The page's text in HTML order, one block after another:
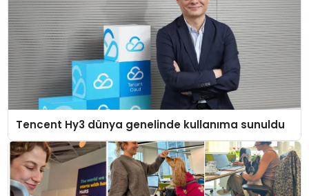
Tencent Hy3 dünya genelinde kullanıma sunuldu